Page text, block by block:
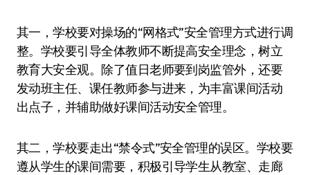
其一，学校要对操场的“网格式”安全管理方式进行调
整。学校要引导全体教师不断提高安全理念，树立
教育大安全观。除了值日老师要到岗监管外，还要
发动班主任、课任教师参与进来，为丰富课间活动
出点子，并辅助做好课间活动安全管理。
其二，学校要走出“禁令式”安全管理的误区。学校要
遵从学生的课间需要，积极引导学生从教室、走廊